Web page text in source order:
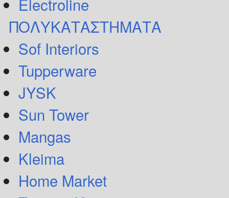
ΠΟΛΥΚΑΤΑΣΤΗΜΑΤΑ
Sof Interiors
Tupperware
JYSK
Sun Tower
Mangas
Kleima
Home Market